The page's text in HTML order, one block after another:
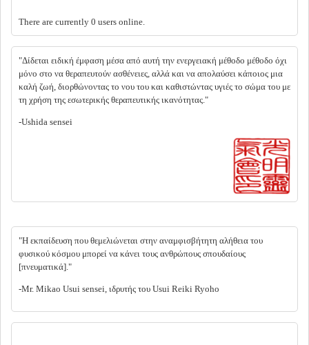
There are currently 0 users online.
"Δίδεται ειδική έμφαση μέσα από αυτή την ενεργειακή μέθοδο μέθοδο όχι
μόνο στο να θεραπευτούν ασθένειες, αλλά και να απολαύσει κάποιος μια
καλή ζωή, διορθώνοντας το νου του και καθιστώντας υγιές το σώμα του με
τη χρήση της εσωτερικής θεραπευτικής ικανότητας."
-Ushida sensei
"Η εκπαίδευση που θεμελιώνεται στην αναμφισβήτητη αλήθεια του
φυσικού κόσμου μπορεί να κάνει τους ανθρώπους σπουδαίους
[πνευματικά]."
-Mr. Mikao Usui sensei, ιδρυτής του Usui Reiki Ryoho